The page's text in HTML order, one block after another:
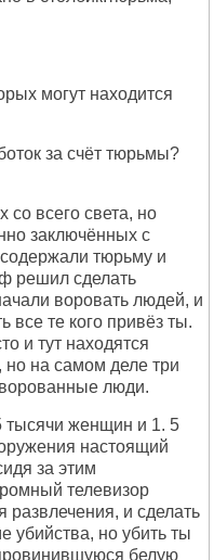
могут находится
за счёт тюрьмы?
всего света, но
заключённых с
тюрьму и
решил сделать
воровать людей, и
все те кого привёз ты.
и тут находятся
на самом деле три
люди.
тысячи женщин и 1. 5
настоящий
за этим
телевизор
развлечения, и сделать
убийства, но убить ты
белую